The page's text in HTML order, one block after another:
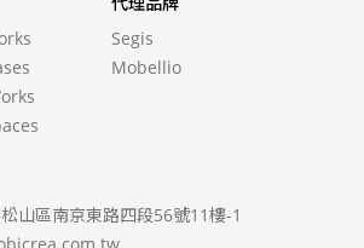
Segis
Mobellio
山區南京東路四段56號11樓-1